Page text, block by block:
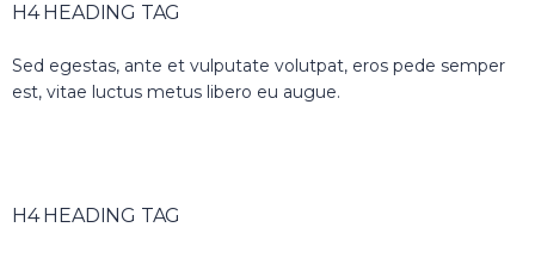
H4 HEADING TAG
Sed egestas, ante et vulputate volutpat, eros pede semper
est, vitae luctus metus libero eu augue.
H4 HEADING TAG